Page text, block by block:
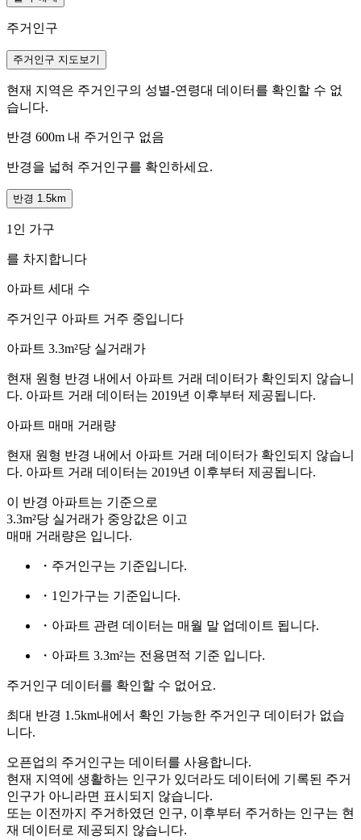
주거인구
주거인구 지도보기
현재 지역은 주거인구의 성별-연령대 데이터를 확인할 수 없
습니다.
반경 600m 내 주거인구 없음
반경을 넓혀 주거인구를 확인하세요.
반경 1.5km
1인 가구
를 차지합니다
아파트 세대 수
주거인구 아파트 거주 중입니다
아파트 3.3m²당 실거래가
현재 원형 반경 내에서 아파트 거래 데이터가 확인되지 않습니
다. 아파트 거래 데이터는 2019년 이후부터 제공됩니다.
아파트 매매 거래량
현재 원형 반경 내에서 아파트 거래 데이터가 확인되지 않습니
다. 아파트 거래 데이터는 2019년 이후부터 제공됩니다.
이 반경 아파트는 기준으로
3.3m²당 실거래가 중앙값은 이고
매매 거래량은 입니다.
・주거인구는 기준입니다.
・1인가구는 기준입니다.
・아파트 관련 데이터는 매월 말 업데이트 됩니다.
・아파트 3.3m²는 전용면적 기준 입니다.
주거인구 데이터를 확인할 수 없어요.
최대 반경 1.5km내에서 확인 가능한 주거인구 데이터가 없습
니다.
오픈업의 주거인구는 데이터를 사용합니다.
현재 지역에 생활하는 인구가 있더라도 데이터에 기록된 주거
인구가 아니라면 표시되지 않습니다.
또는 이전까지 주거하였던 인구, 이후부터 주거하는 인구는 현
재 데이터로 제공되지 않습니다.